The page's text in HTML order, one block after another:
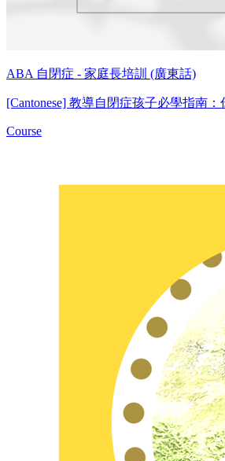
ABA 自閉症 - 家庭長培訓 (廣東話)
[Cantonese] 教導自閉症孩子必學指南
Course